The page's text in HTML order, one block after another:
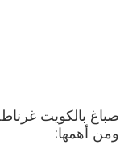
صباغ بالكويت
ومن أهمها: